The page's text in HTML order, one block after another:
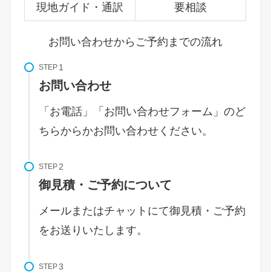
現地ガイド・通訳 要相談
お問い合わせからご予約までの流れ
STEP
お問い合わせ
「お電話」「お問い合わせフォーム」のど
ちらからかお問い合わせください。
STEP
御見積・ご予約について
メールまたはチャットにて御見積・ご予約
をお送りいたします。
STEP